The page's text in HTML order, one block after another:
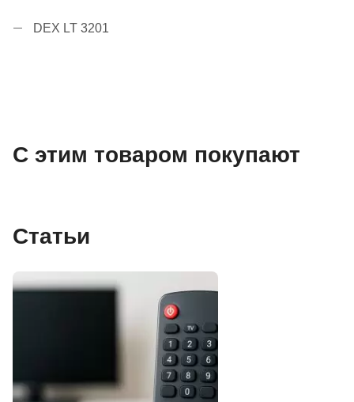
DEX LT 3201
С этим товаром покупают
Статьи